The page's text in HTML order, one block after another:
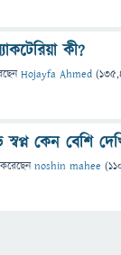
কী?
Hojayfa Ahmed (
কেন বেশি
করেছেনnoshin mahee (